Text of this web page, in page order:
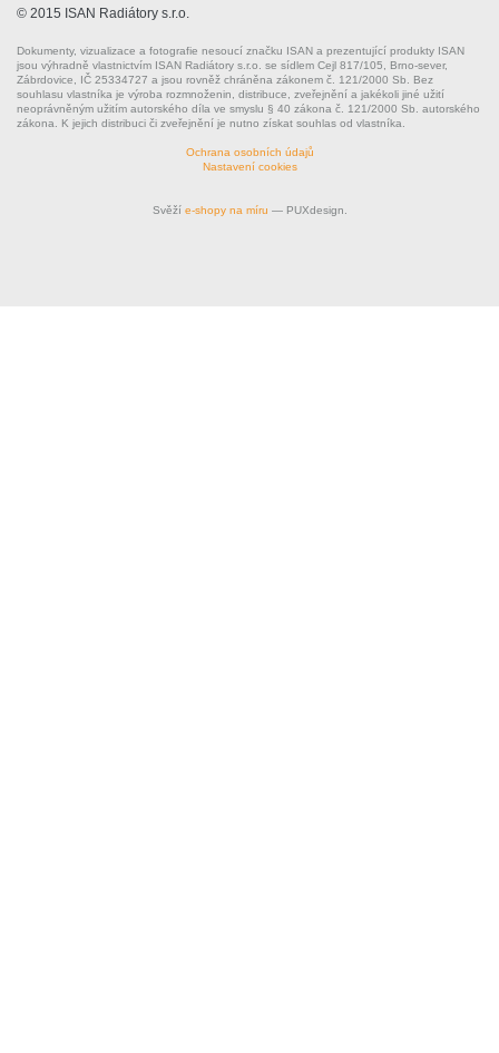
© 2015 ISAN Radiátory s.r.o.
Dokumenty, vizualizace a fotografie nesoucí značku ISAN a prezentující produkty ISAN
jsou výhradně vlastnictvím ISAN Radiátory s.r.o. se sídlem Cejl 817/105, Brno-sever,
Zábrdovice, IČ 25334727 a jsou rovněž chráněna zákonem č. 121/2000 Sb. Bez
souhlasu vlastníka je výroba rozmnoženin, distribuce, zveřejnění a jakékoli jiné užití
neoprávněným užitím autorského díla ve smyslu § 40 zákona č. 121/2000 Sb. autorského
zákona. K jejich distribuci či zveřejnění je nutno získat souhlas od vlastníka.
Ochrana osobních údajů
Nastavení cookies
Svěží e-shopy na míru — PUXdesign.